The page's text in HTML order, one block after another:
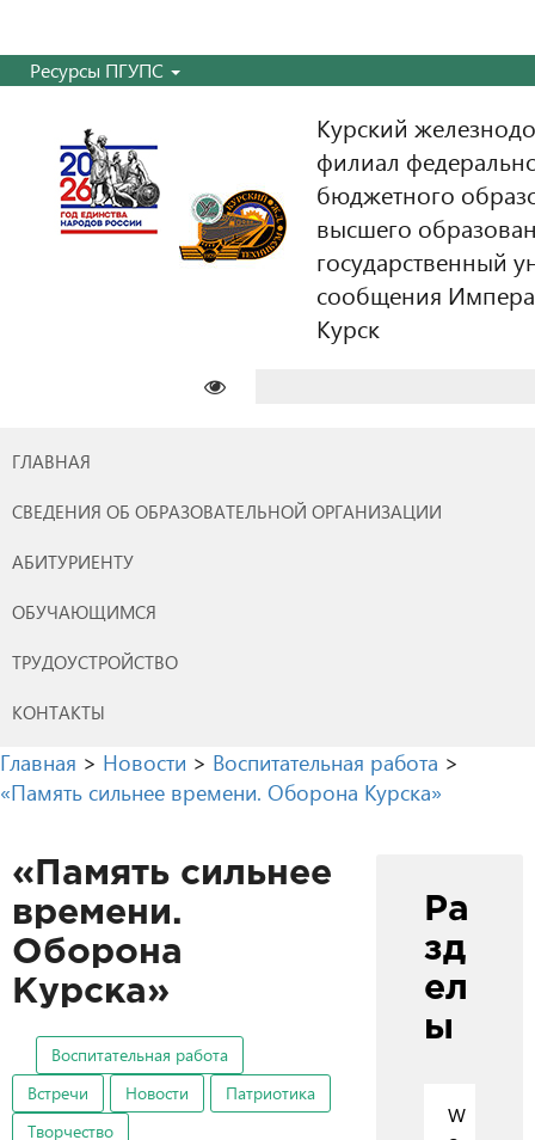
Ресурсы ПГУПС
Курский
филиал
бюджетного
высшего
государственный
сообщения
Курск
ГЛАВНАЯ
СВЕДЕНИЯ ОБ ОБРАЗОВАТЕЛЬНОЙ ОРГАНИЗАЦИИ
АБИТУРИЕНТУ
ОБУЧАЮЩИМСЯ
ТРУДОУСТРОЙСТВО
КОНТАКТЫ
Главная > Новости > Воспитательная работа >
«Память сильнее времени. Оборона Курска»
«Память сильнее
времени.
Оборона
Курска»
Воспитательная работа
Встречи
Новости
Патриотика
Творчество
Ра
зд
ел
ы
W